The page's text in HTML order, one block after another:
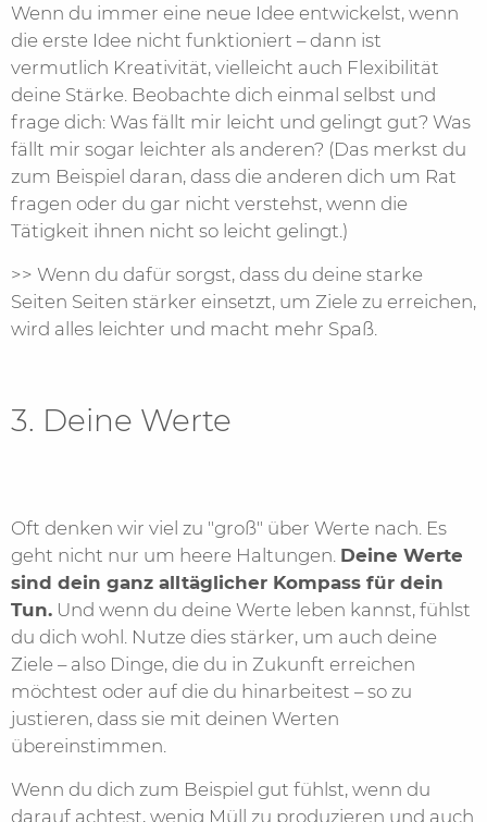
Wenn du immer eine neue Idee entwickelst, wenn
die erste Idee nicht funktioniert – dann ist
vermutlich Kreativität, vielleicht auch Flexibilität
deine Stärke. Beobachte dich einmal selbst und
frage dich: Was fällt mir leicht und gelingt gut? Was
fällt mir sogar leichter als anderen? (Das merkst du
zum Beispiel daran, dass die anderen dich um Rat
fragen oder du gar nicht verstehst, wenn die
Tätigkeit ihnen nicht so leicht gelingt.)
>> Wenn du dafür sorgst, dass du deine starke
Seiten Seiten stärker einsetzt, um Ziele zu erreichen,
wird alles leichter und macht mehr Spaß.
3. Deine Werte
Oft denken wir viel zu "groß" über Werte nach. Es
geht nicht nur um heere Haltungen. Deine Werte
sind dein ganz alltäglicher Kompass für dein
Tun. Und wenn du deine Werte leben kannst, fühlst
du dich wohl. Nutze dies stärker, um auch deine
Ziele – also Dinge, die du in Zukunft erreichen
möchtest oder auf die du hinarbeitest – so zu
justieren, dass sie mit deinen Werten
übereinstimmen.
Wenn du dich zum Beispiel gut fühlst, wenn du
darauf achtest, wenig Müll zu produzieren und auch